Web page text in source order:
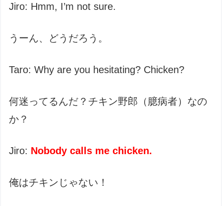
Jiro: Hmm, I’m not sure.
うーん、どうだろう。
Taro: Why are you hesitating? Chicken?
何迷ってるんだ？チキン野郎（臆病者）なの
か？
Jiro: Nobody calls me chicken.
俺はチキンじゃない！